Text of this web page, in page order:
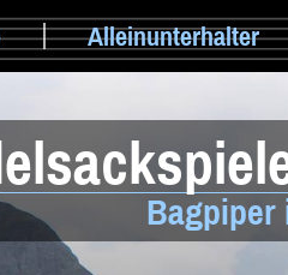
Alleinunterhalter